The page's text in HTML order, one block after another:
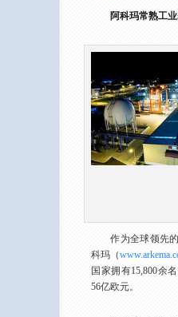
阿科玛常熟工
作为全球领先的
科玛（
国家拥有15,800余
56亿欧元。